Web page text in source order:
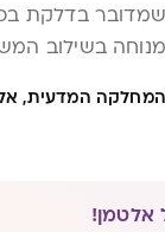
שמדובר בדלקת
מנוחה בשילוב
המחלקה המדעית,
אלטמן!